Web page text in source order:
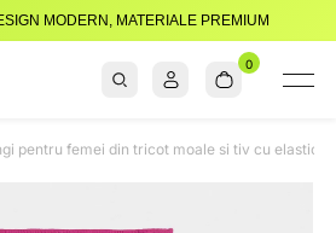
MODERN, MATERIALE PREMIUM
0
pentru femei din tricot moale si tiv cu elastic /